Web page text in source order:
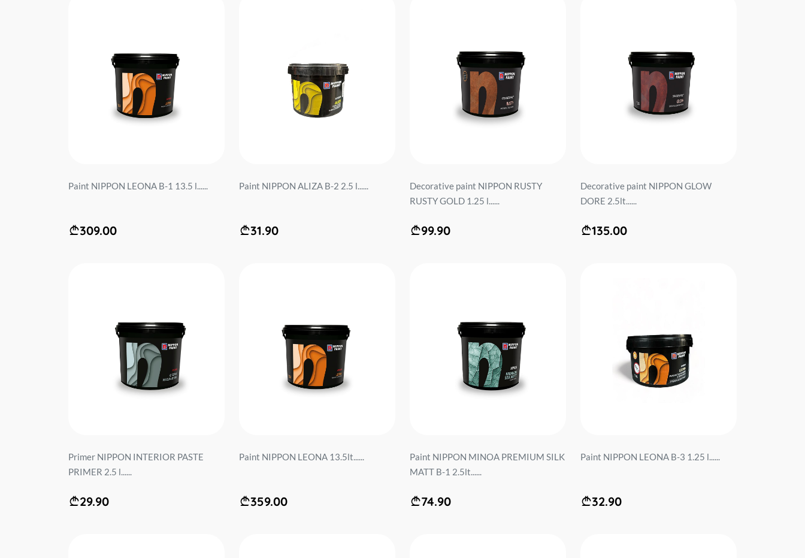
Paint NIPPON LEONA B-1 13.5 l......
309.00
Paint NIPPON ALIZA B-2 2.5 l......
31.90
Decorative paint NIPPON RUSTY
RUSTY GOLD 1.25 l......
99.90
Decorative paint NIPPON GLOW
DORE 2.5lt......
135.00
Primer NIPPON INTERIOR PASTE
PRIMER 2.5 l......
29.90
Paint NIPPON LEONA 13.5lt......
359.00
Paint NIPPON MINOA PREMIUM SILK
MATT B-1 2.5lt......
74.90
Paint NIPPON LEONA B-3 1.25 l......
32.90